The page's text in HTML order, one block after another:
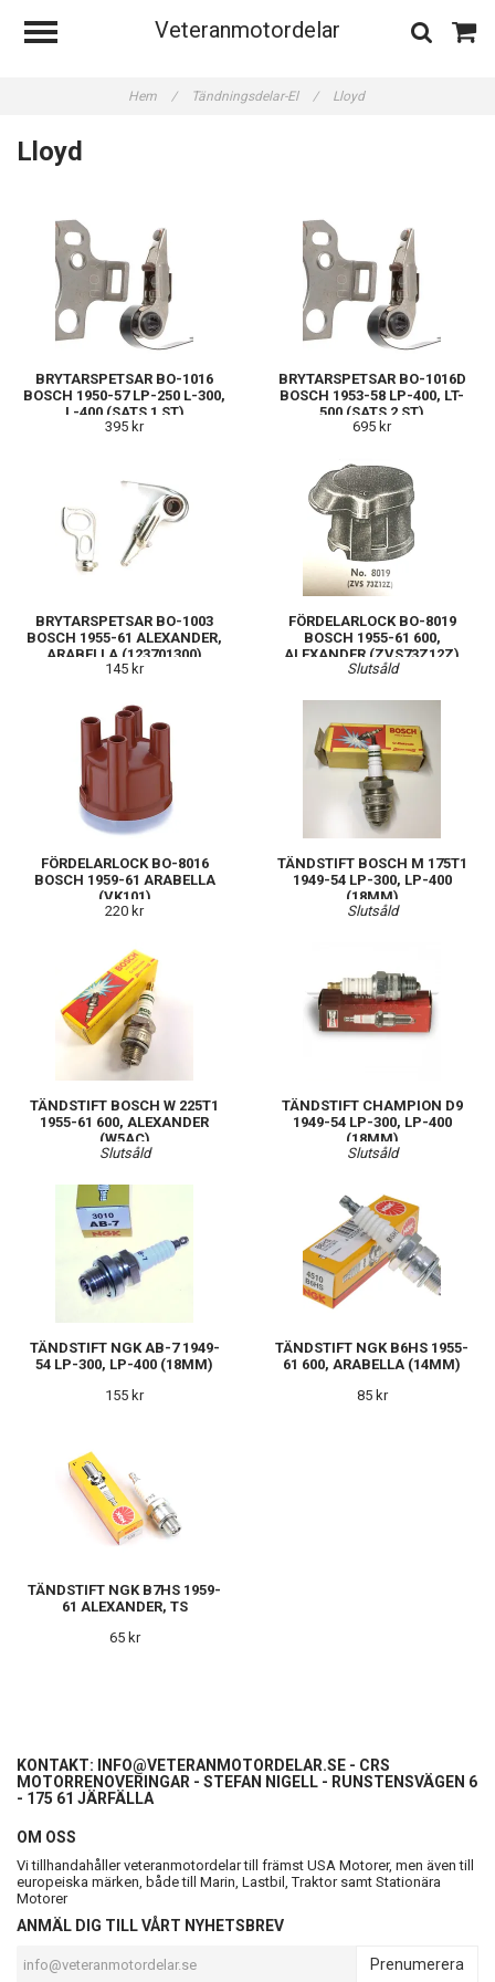
Veteranmotordelar
Hem / Tändningsdelar-El / Lloyd
Lloyd
BRYTARSPETSAR BO-1016
BOSCH 1950-57 LP-250 L-300,
L-400 (SATS 1 ST)
395 kr
BRYTARSPETSAR BO-1016D
BOSCH 1953-58 LP-400, LT-
500 (SATS 2 ST)
695 kr
BRYTARSPETSAR BO-1003
BOSCH 1955-61 ALEXANDER,
ARABELLA (123701300)
145 kr
FÖRDELARLOCK BO-8019
BOSCH 1955-61 600,
ALEXANDER (ZVS73Z12Z)
Slutsåld
FÖRDELARLOCK BO-8016
BOSCH 1959-61 ARABELLA
(VK101)
220 kr
TÄNDSTIFT BOSCH M 175T1
1949-54 LP-300, LP-400
(18MM)
Slutsåld
TÄNDSTIFT BOSCH W 225T1
1955-61 600, ALEXANDER
(W5AC)
Slutsåld
TÄNDSTIFT CHAMPION D9
1949-54 LP-300, LP-400
(18MM)
Slutsåld
TÄNDSTIFT NGK AB-7 1949-
54 LP-300, LP-400 (18MM)
155 kr
TÄNDSTIFT NGK B6HS 1955-
61 600, ARABELLA (14MM)
85 kr
TÄNDSTIFT NGK B7HS 1959-
61 ALEXANDER, TS
65 kr
KONTAKT: INFO@VETERANMOTORDELAR.SE - CRS
MOTORRENOVERINGAR - STEFAN NIGELL - RUNSTENSVÄGEN 6
- 175 61 JÄRFÄLLA
OM OSS
Vi tillhandahåller veteranmotordelar till främst USA Motorer, men även till
europeiska märken, både till Marin, Lastbil, Traktor samt Stationära
Motorer
ANMÄL DIG TILL VÅRT NYHETSBREV
Prenumerera